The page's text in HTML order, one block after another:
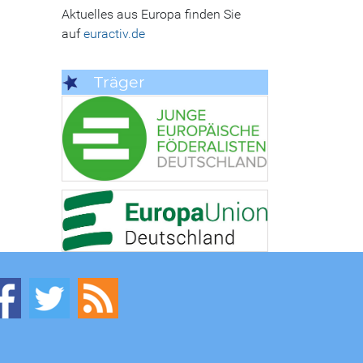
Aktuelles aus Europa finden Sie
aufeuractiv.de
Träger